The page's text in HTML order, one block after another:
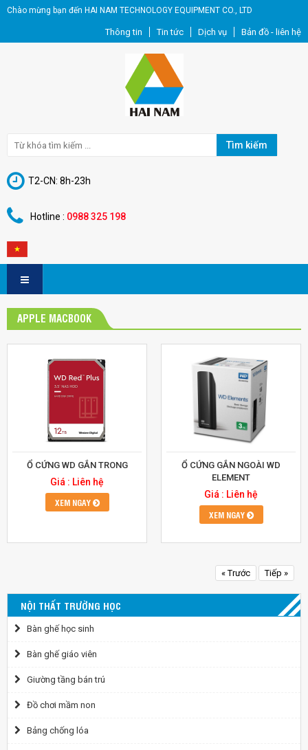
Chào mừng bạn đến HAI NAM TECHNOLOGY EQUIPMENT CO., LTD
Thông tin Tin tức Dịch vụ Bản đồ - liên hệ
Tìm kiếm
T2-CN: 8h-23h
Hotline : 0988 325 198
APPLE MACBOOK
Ổ CỨNG WD GẮN TRONG
Giá : Liên hệ
XEM NGAY
Ổ CỨNG GẮN NGOÀI WD
ELEMENT
Giá : Liên hệ
XEM NGAY
« Trước Tiếp »
NỘI THẤT TRƯỜNG HỌC
Bàn ghế học sinh
Bàn ghế giáo viên
Giường tầng bán trú
Đồ chơi mầm non
Bảng chống lóa